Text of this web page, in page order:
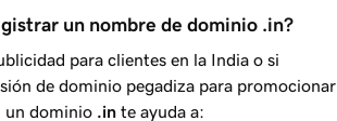
un nombre de dominio .in?
para clientes en la India o si
de dominio pegadiza para promocionar
un dominio .in te ayuda a: